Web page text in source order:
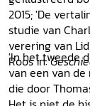
2015; 'De
studie van
verering van
Roos in:
'In het tweede
van een van
die door